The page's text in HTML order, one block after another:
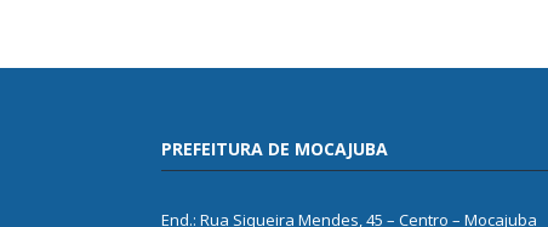
PREFEITURA DE MOCAJUBA
End.: Rua Siqueira Mendes, 45 – Centro – Mocajuba